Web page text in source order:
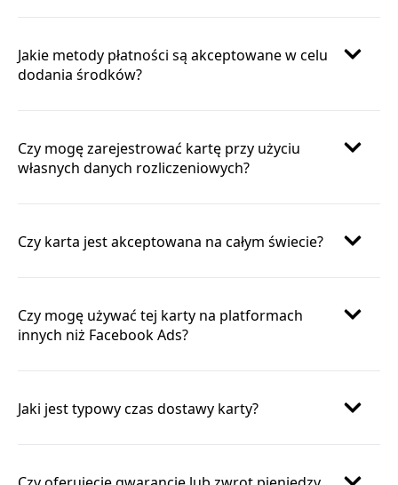
Jakie metody płatności są akceptowane w celu
dodania środków?
Czy mogę zarejestrować kartę przy użyciu
własnych danych rozliczeniowych?
Czy karta jest akceptowana na całym świecie?
Czy mogę używać tej karty na platformach
innych niż Facebook Ads?
Jaki jest typowy czas dostawy karty?